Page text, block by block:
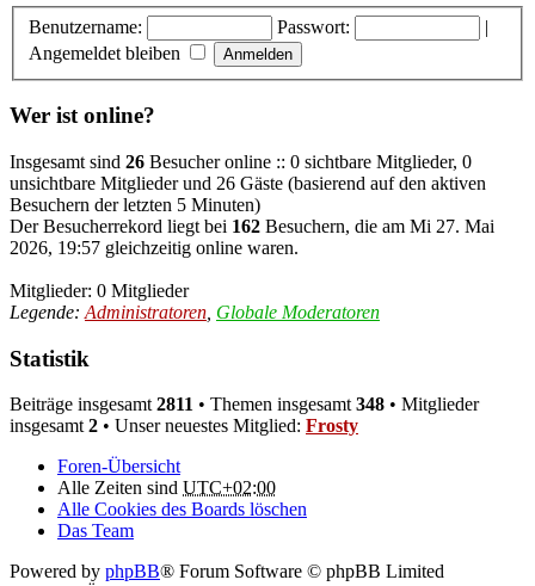
Benutzername: Passwort:
|
Angemeldet bleiben
Wer ist online?
Insgesamt sind 26 Besucher online :: 0 sichtbare Mitglieder, 0
unsichtbare Mitglieder und 26 Gäste (basierend auf den aktiven
Besuchern der letzten 5 Minuten)
Der Besucherrekord liegt bei 162 Besuchern, die am Mi 27. Mai
2026, 19:57 gleichzeitig online waren.
Mitglieder: 0 Mitglieder
Legende: Administratoren Globale Moderatoren
Statistik
Beiträge insgesamt 2811 • Themen insgesamt 348 • Mitglieder
insgesamt 2 • Unser neuestes Mitglied: Frosty
Foren-Übersicht
Alle Zeiten sind UTC+02:00
Alle Cookies des Boards löschen
Das Team
Powered by phpBB® Forum Software © phpBB Limited